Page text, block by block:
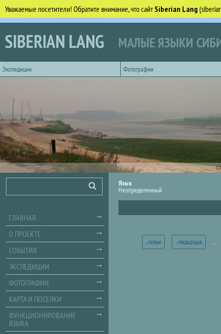
Уважаемые посетители! Обратите внимание, что сайтSiberian Lang
Перейти к основному содержанию
SIBERIAN LANG МАЛЫЕ ЯЗЫКИ
Экспедиции
Фотографии
Язык
Неопределенный
Страницы
« ПЕРВАЯ ‹ ПРЕДЫДУЩАЯ
ГЛАВНАЯ
О ПРОЕКТЕ
СОБЫТИЯ
ЭКСПЕДИЦИИ
ФОТОГРАФИИ
КАРТА И ПОСЕЛКИ
ФУНКЦИОНИРОВАНИЕ
ЯЗЫКА